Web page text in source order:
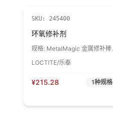
SKU: 245400
环氧修补剂
规格: MetalMagic 金属修补棒
LOCTITE/乐泰
¥215.28 1种规格